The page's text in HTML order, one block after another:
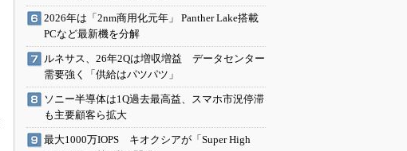
2026年は「2nm商用化元年」 Panther Lake搭載
PCなど最新機を分解
ルネサス、26年2Qは増収増益 データセンター
需要強く「供給はパツパツ」
ソニー半導体は1Q過去最高益、スマホ市況停滞
も主要顧客ら拡大
最大1000万IOPS キオクシアが「Super High